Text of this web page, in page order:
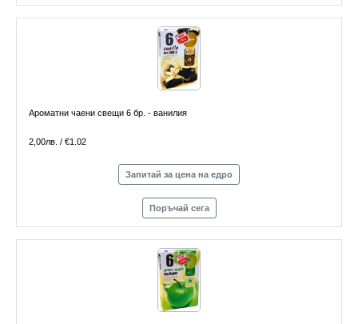
Ароматни чаени свещи 6 бр. - ванилия
2,00лв. / €1.02
Запитай за цена на едро
Поръчай сега